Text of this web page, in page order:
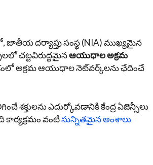
జాతీయ దర్యాప్తు సంస్థ (NIA) ముఖ్యమైన
చట్టవిరుద్ధమైనఆయుధాల అక్రమ
దేశంలో అక్రమ ఆయుధాల నెట్‌వర్క్‌లను ఛేదించే
శక్తులను ఎదుర్కోవడానికి కేంద్ర ఏజెన్సీలు
కార్యక్రమం వంటిసున్నితమైన అంశాలు